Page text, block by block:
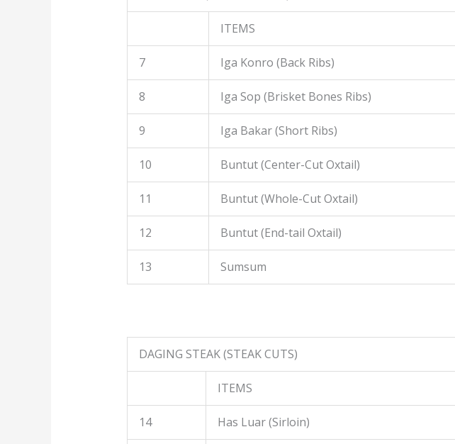
ITEMS
7 Iga Konro (Back Ribs)
8 Iga Sop (Brisket Bones Ribs)
9 Iga Bakar (Short Ribs)
10 Buntut (Center-Cut Oxtail)
11 Buntut (Whole-Cut Oxtail)
12 Buntut (End-tail Oxtail)
13 Sumsum
DAGING STEAK (STEAK CUTS)
ITEMS
14 Has Luar (Sirloin)